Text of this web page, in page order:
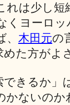
れは少し短
くヨーロ
木田元の
めた方がよ
できるか」
かないの